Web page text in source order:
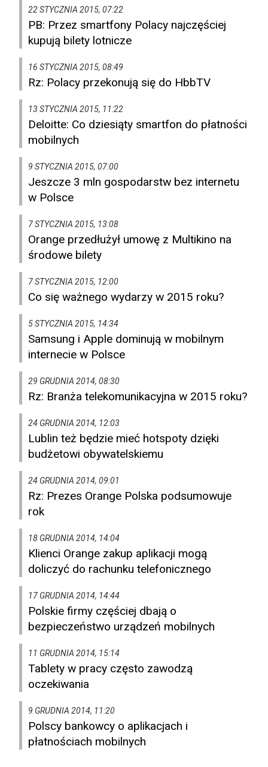
22 STYCZNIA 2015, 07:22
PB: Przez smartfony Polacy najczęściej
kupują bilety lotnicze
16 STYCZNIA 2015, 08:49
Rz: Polacy przekonują się do HbbTV
13 STYCZNIA 2015, 11:22
Deloitte: Co dziesiąty smartfon do płatności
mobilnych
9 STYCZNIA 2015, 07:00
Jeszcze 3 mln gospodarstw bez internetu
w Polsce
7 STYCZNIA 2015, 13:08
Orange przedłużył umowę z Multikino na
środowe bilety
7 STYCZNIA 2015, 12:00
Co się ważnego wydarzy w 2015 roku?
5 STYCZNIA 2015, 14:34
Samsung i Apple dominują w mobilnym
internecie w Polsce
29 GRUDNIA 2014, 08:30
Rz: Branża telekomunikacyjna w 2015 roku?
24 GRUDNIA 2014, 12:03
Lublin też będzie mieć hotspoty dzięki
budżetowi obywatelskiemu
24 GRUDNIA 2014, 09:01
Rz: Prezes Orange Polska podsumowuje
rok
18 GRUDNIA 2014, 14:04
Klienci Orange zakup aplikacji mogą
doliczyć do rachunku telefonicznego
17 GRUDNIA 2014, 14:44
Polskie firmy częściej dbają o
bezpieczeństwo urządzeń mobilnych
11 GRUDNIA 2014, 15:14
Tablety w pracy często zawodzą
oczekiwania
9 GRUDNIA 2014, 11:20
Polscy bankowcy o aplikacjach i
płatnościach mobilnych